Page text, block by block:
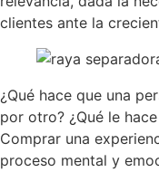
clientes ante la
¿Qué hace que una
por otro? ¿Qué le
Comprar una
proceso mental y